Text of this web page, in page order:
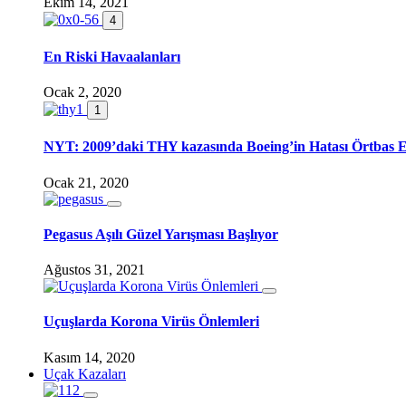
4
En Riski Havaalanları
Ocak 2, 2020
1
NYT: 2009’daki THY kazasında Boeing’in Hatası Örtbas
Ocak 21, 2020
Pegasus Aşılı Güzel Yarışması Başlıyor
Ağustos 31, 2021
Uçuşlarda Korona Virüs Önlemleri
Kasım 14, 2020
Uçak Kazaları